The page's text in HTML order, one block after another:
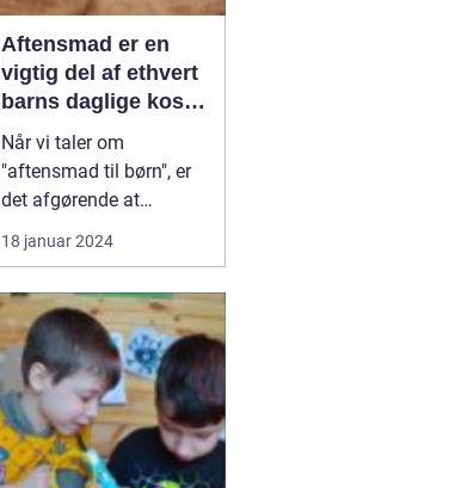
Aftensmad er en
vigtig del af ethvert
barns daglige kost,
da det giver den
nødvendige
ernæring og energi
til at støtte deres
vækst og udvikling
Når vi taler om
"aftensmad til børn", er
det afgørende at
fokusere på sundhed,
ernæring og
vil appellere til deres
smagsløg. Denne artikel
vil præsentere en
dybdegående analyse af
emnet og give vigtig
information til dem, der...
18 januar 2024